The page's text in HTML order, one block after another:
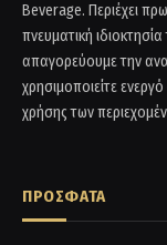
Beverage. Περιέχει
πνευματική
απαγορεύουμε την
χρησιμοποιείτε
χρήσης των
ΠΡΟΣΦΑΤΑ